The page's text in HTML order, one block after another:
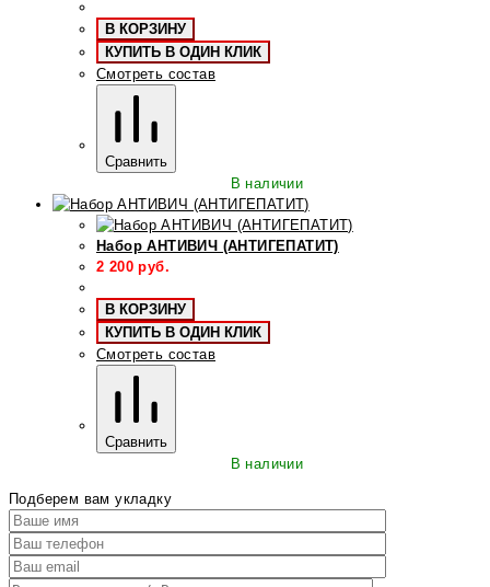
В КОРЗИНУ
КУПИТЬ В ОДИН КЛИК
Смотреть состав
Сравнить
В наличии
Набор АНТИВИЧ (АНТИГЕПАТИТ)
2 200 руб.
В КОРЗИНУ
КУПИТЬ В ОДИН КЛИК
Смотреть состав
Сравнить
В наличии
Подберем вам укладку